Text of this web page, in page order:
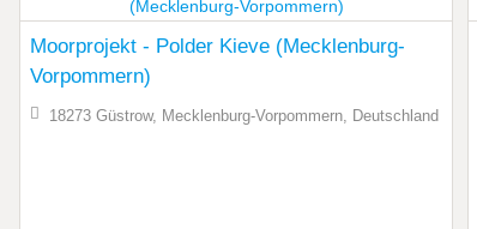
Moorprojekt - Polder Kieve (Mecklenburg-
Vorpommern)
18273 Güstrow, Mecklenburg-Vorpommern, Deutschland